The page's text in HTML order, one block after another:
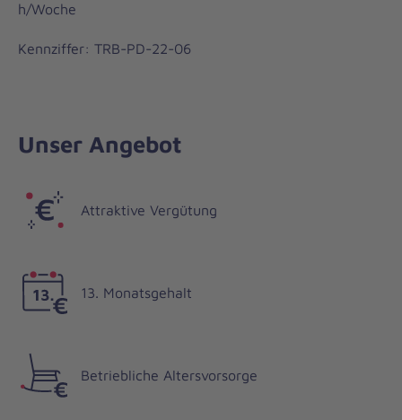
h/Woche
Kennziffer: TRB-PD-22-06
Unser Angebot
Attraktive Vergütung
13. Monatsgehalt
Betriebliche Altersvorsorge